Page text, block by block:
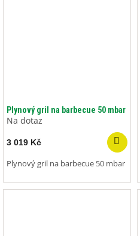
Plynový gril na barbecue 50 mbar
Na dotaz
3 019 Kč
Plynový gril na barbecue 50 mbar